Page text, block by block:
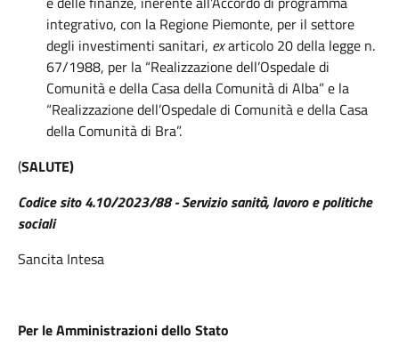
integrativo, con la Regione Piemonte, per il settore
degli investimenti sanitari, exarticolo 20 della legge n.
67/1988, per la “Realizzazione dell’Ospedale di
Comunità e della Casa della Comunità di Alba” e la
“Realizzazione dell’Ospedale di Comunità e della Casa
della Comunità di Bra”.
(SALUTE)
Codice sito 4.10/2023/88 - Servizio sanità, lavoro e politiche
sociali
Sancita Intesa
Per le Amministrazioni dello Stato